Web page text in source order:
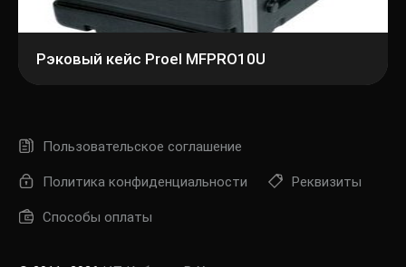
Рэковый кейс Proel MFPRO10U
Пользовательское соглашение
Политика конфиденциальности Реквизиты
Способы оплаты